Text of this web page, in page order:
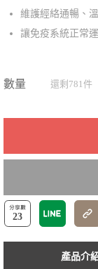
維護經絡通暢、
讓免疫系統正常
數量 還剩781件
23
產品介